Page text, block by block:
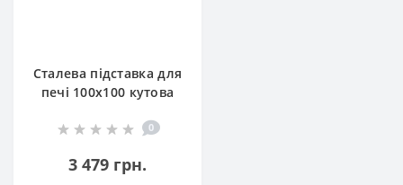
Сталева підставка для
печі 100х100 кутова
0
3 479 грн.